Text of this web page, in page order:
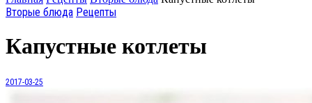
Вторые блюда Рецепты
Капустные котлеты
2017-03-25